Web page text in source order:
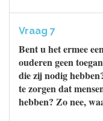
Vraag 7
Bent u het ermee
ouderen geen
die zij nodig
te zorgen dat
hebben? Zo nee,